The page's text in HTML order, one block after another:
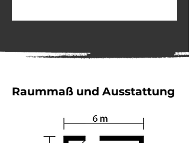
Raummaß und Ausstattung